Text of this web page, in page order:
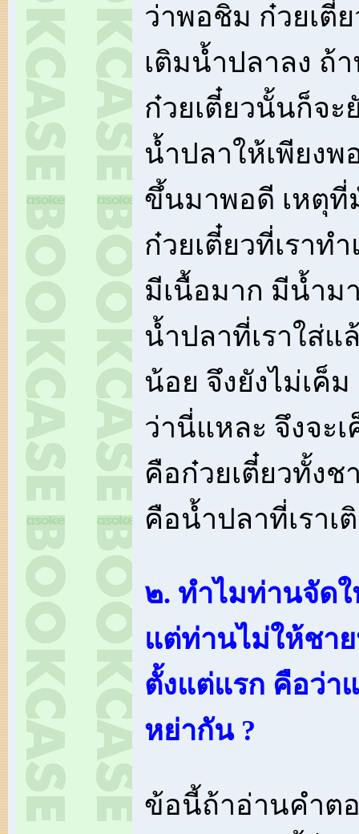
ว่าพอชิม ก๋วยเตี๋
เติมน้ำปลาลง ถ้
ก๋วยเตี๋ยวนั้นก็จะ
น้ำปลาให้เพียงพ
ขึ้นมาพอดี เหตุที่
ก๋วยเตี๋ยวที่เราท
มีเนื้อมาก มีน้ำม
น้ำปลาที่เราใส่
น้อย จึงยังไม่เค็
ว่านี่แหละ จึงจะเ
คือก๋วยเตี๋ยวทั้งช
คือน้ำปลาที่เราเ
๒. ทำไมท่านจัด
แต่ท่านไม่ให้ชา
ตั้งแต่แรก คือว่า
หย่ากัน ?
ข้อนี้ถ้าอ่านคำต